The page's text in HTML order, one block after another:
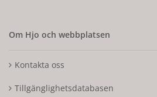
Om Hjo och webbplatsen
Kontakta oss
Tillgänglighetsdatabasen